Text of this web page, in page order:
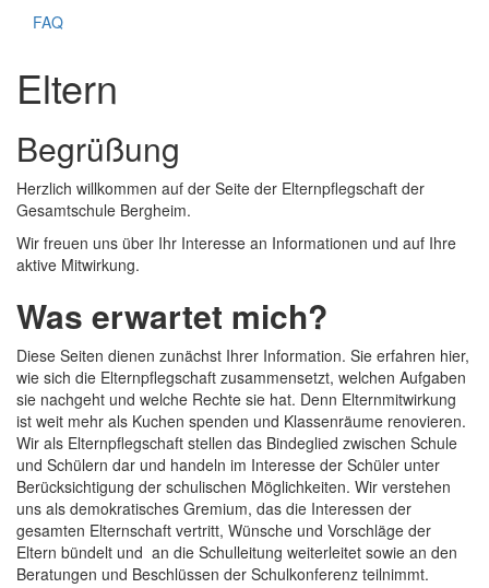
FAQ
Eltern
Begrüßung
Herzlich willkommen auf der Seite der Elternpflegschaft der
Gesamtschule Bergheim.
Wir freuen uns über Ihr Interesse an Informationen und auf Ihre
aktive Mitwirkung.
Was erwartet mich?
Diese Seiten dienen zunächst Ihrer Information. Sie erfahren hier,
wie sich die Elternpflegschaft zusammensetzt, welchen Aufgaben
sie nachgeht und welche Rechte sie hat. Denn Elternmitwirkung
ist weit mehr als Kuchen spenden und Klassenräume renovieren.
Wir als Elternpflegschaft stellen das Bindeglied zwischen Schule
und Schülern dar und handeln im Interesse der Schüler unter
Berücksichtigung der schulischen Möglichkeiten. Wir verstehen
uns als demokratisches Gremium, das die Interessen der
gesamten Elternschaft vertritt, Wünsche und Vorschläge der
Eltern bündelt und an die Schulleitung weiterleitet sowie an den
Beratungen und Beschlüssen der Schulkonferenz teilnimmt.